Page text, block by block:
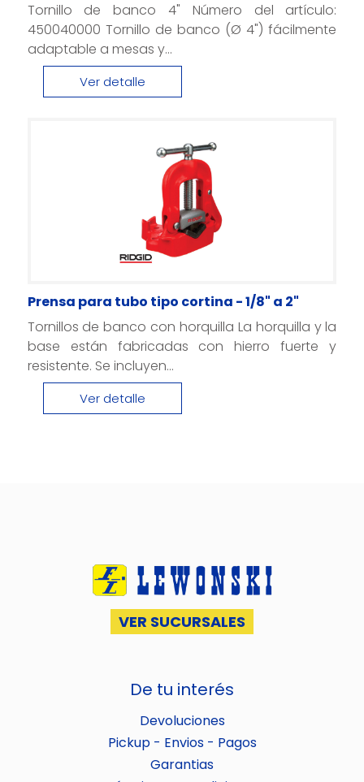
Tornillo de banco 4" Número del artículo:
450040000 Tornillo de banco (Ø 4") fácilmente
adaptable a mesas y...
Ver detalle
Prensa para tubo tipo cortina - 1/8" a 2"
Tornillos de banco con horquilla La horquilla y la
base están fabricadas con hierro fuerte y
resistente. Se incluyen...
Ver detalle
VER SUCURSALES
De tu interés
Devoluciones
Pickup - Envios - Pagos
Garantias